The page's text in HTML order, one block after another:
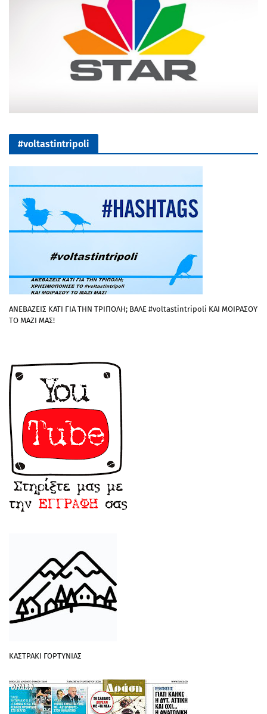
#voltastintripoli
ΑΝΕΒΑΖΕΙΣ ΚΑΤΙ ΓΙΑ ΤΗΝ ΤΡΙΠΟΛΗ; ΒΑΛΕ #voltastintripoli ΚΑΙ ΜΟΙΡΑΣΟΥ
ΤΟ ΜΑΖΙ ΜΑΣ!
ΚΑΣΤΡΑΚΙ ΓΟΡΤΥΝΙΑΣ